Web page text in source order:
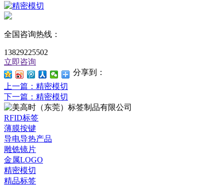
全国咨询热线：
13829225502
立即咨询
分享到：
上一篇 ：精密模切
下一篇 ：精密模切
RFID标签
薄膜按键
导电导热产品
雕铣镜片
金属LOGO
精密模切
精品标签